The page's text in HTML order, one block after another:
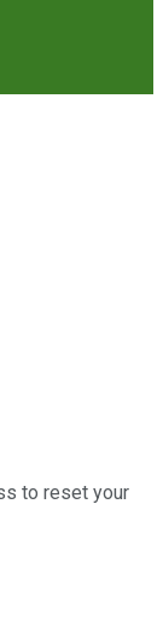
to reset your